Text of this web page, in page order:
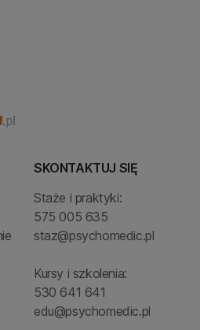
SKONTAKTUJ SIĘ
Staże i praktyki:
575 005 635
staz@psychomedic.pl
Kursy i szkolenia:
530 641 641
edu@psychomedic.pl